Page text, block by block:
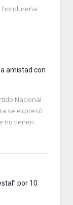
hondureña
amistad con
Nacional
se expresó
no tienen
por 10